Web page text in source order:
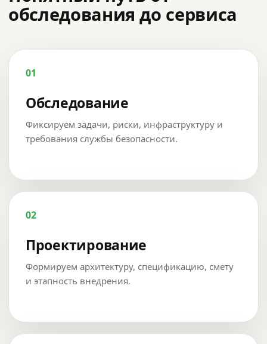
обследования до сервиса
01
Обследование
Фиксируем задачи, риски, инфраструктуру и
требования службы безопасности.
02
Проектирование
Формируем архитектуру, спецификацию, смету
и этапность внедрения.